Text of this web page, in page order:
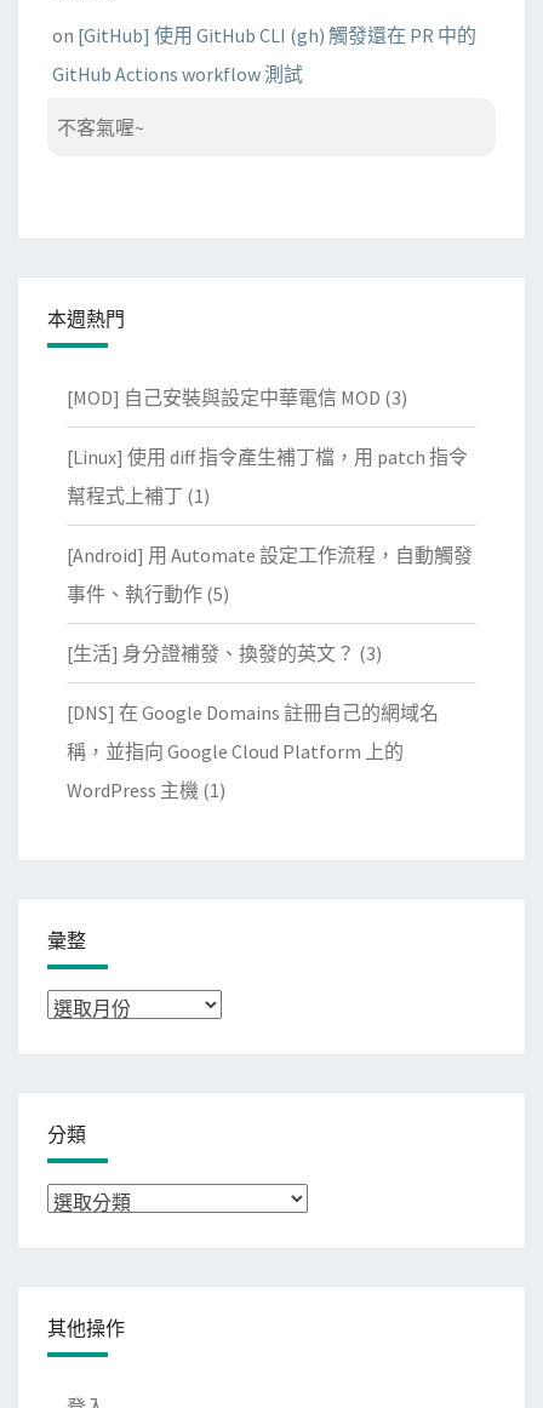
on [GitHub] 使用 GitHub CLI (gh) 觸發還在 PR 中的
GitHub Actions workflow 測試
不客氣喔~
本週熱門
[MOD] 自己安裝與設定中華電信 MOD (3)
[Linux] 使用 diff 指令產生補丁檔，用 patch 指令
幫程式上補丁 (1)
[Android] 用 Automate 設定工作流程，自動觸發
事件、執行動作 (5)
[生活] 身分證補發、換發的英文？ (3)
[DNS] 在 Google Domains 註冊自己的網域名
稱，並指向 Google Cloud Platform 上的
WordPress 主機 (1)
彙整
彙
分類
分
其他操作